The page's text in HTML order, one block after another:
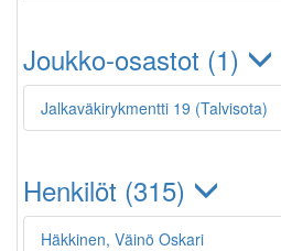
Joukko-osastot (1)
Jalkaväkirykmentti 19 (Talvisota)
Henkilöt (315)
Häkkinen, Väinö Oskari